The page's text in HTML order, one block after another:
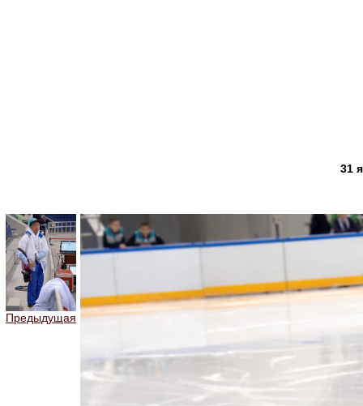
31
Предыдущая